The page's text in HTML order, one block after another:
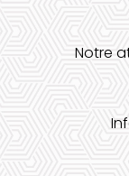
Notre